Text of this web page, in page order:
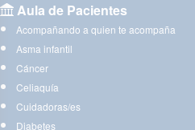
Aula de Pacientes
Acompañando a quien te acompaña
Asma infantil
Cáncer
Celiaquía
Cuidadoras/es
Diabetes